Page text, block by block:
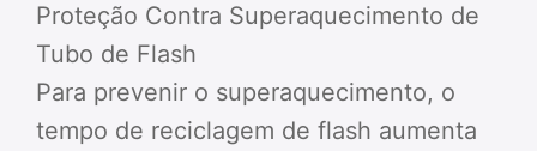
Proteção Contra Superaquecimento de
Tubo de Flash
Para prevenir o superaquecimento, o
tempo de reciclagem de flash aumenta